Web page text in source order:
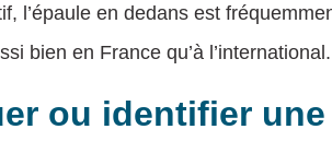
l’épaule en dedans est
bien en France qu’à l’international.
ou identifier